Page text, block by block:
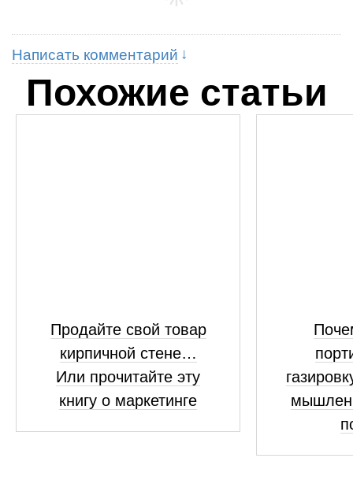
Написать комментарий
Похожие статьи
Продайте свой товар
кирпичной стене…
Или прочитайте эту
книгу о маркетинге